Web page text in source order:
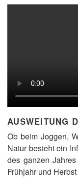
AUSWEITUNG
Ob beim Joggen,
Natur besteht ein
des ganzen
Frühjahr und Herbst